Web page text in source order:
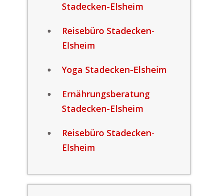
Stadecken-Elsheim
Reisebüro Stadecken-
Elsheim
Yoga Stadecken-Elsheim
Ernährungsberatung
Stadecken-Elsheim
Reisebüro Stadecken-
Elsheim